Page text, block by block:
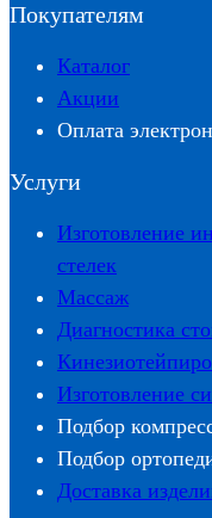
Покупателям
Каталог
Акции
Оплата
Услуги
Изготовление
стелек
Массаж
Диагностика
Изготовление
Подбор
Подбор
Доставка